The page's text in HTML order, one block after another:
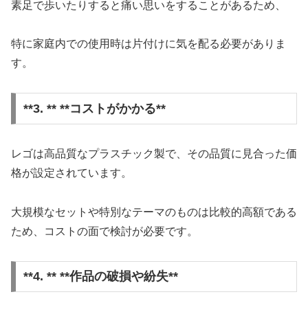
素足で歩いたりすると痛い思いをすることがあるため、
特に家庭内での使用時は片付けに気を配る必要がありま
す。
**3. ** **コストがかかる**
レゴは高品質なプラスチック製で、その品質に見合った価
格が設定されています。
大規模なセットや特別なテーマのものは比較的高額である
ため、コストの面で検討が必要です。
**4. ** **作品の破損や紛失**